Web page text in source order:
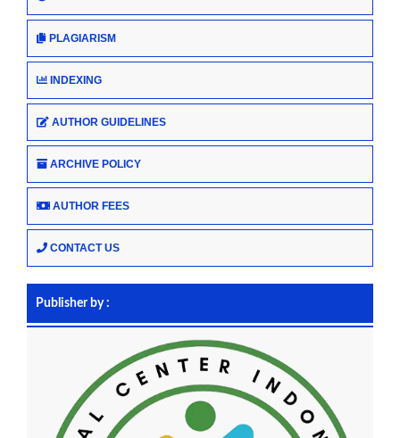
PLAGIARISM
INDEXING
AUTHOR GUIDELINES
ARCHIVE POLICY
AUTHOR FEES
CONTACT US
Publisher by :